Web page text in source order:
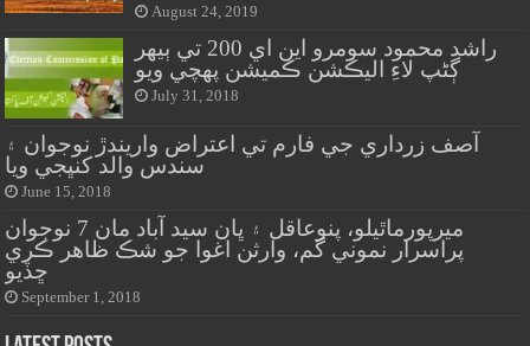
August 24, 2019
راشد محمود سومرو اين اي 200 تي ٻيهر
ڳڻپ لاءِ اليڪشن ڪميشن پهچي ويو
July 31, 2018
آصف زرداري جي فارم تي اعتراض واريندڙ نوجوان ۽
سندس والد کنڀجي ويا
June 15, 2018
ميرپورماٿيلو، پنوعاقل ۽ ڀان سيد آباد مان 7 نوجوان
پراسرار نموني گم، وارثن اغوا جو شڪ ظاهر ڪري
ڇڏيو
September 1, 2018